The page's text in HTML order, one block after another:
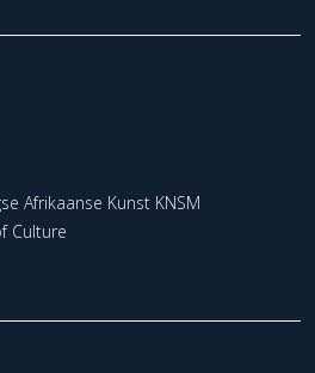
Afrikaanse Kunst KNSM
Culture